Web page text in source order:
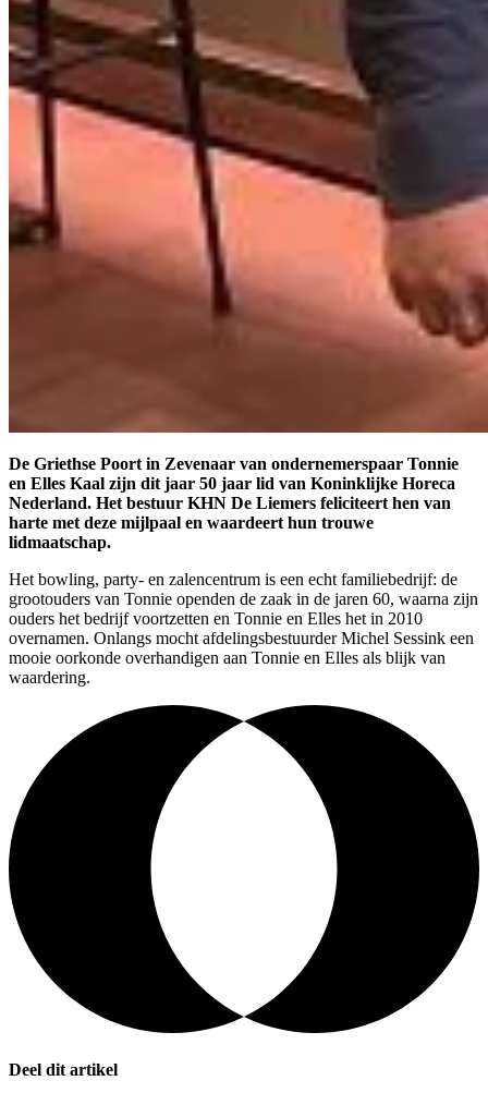
De Griethse Poort in Zevenaar van ondernemerspaar Tonnie
en Elles Kaal zijn dit jaar 50 jaar lid van Koninklijke Horeca
Nederland. Het bestuur KHN De Liemers feliciteert hen van
harte met deze mijlpaal en waardeert hun trouwe
lidmaatschap.
Het bowling, party- en zalencentrum is een echt familiebedrijf: de
grootouders van Tonnie openden de zaak in de jaren 60, waarna zijn
ouders het bedrijf voortzetten en Tonnie en Elles het in 2010
overnamen. Onlangs mocht afdelingsbestuurder Michel Sessink een
mooie oorkonde overhandigen aan Tonnie en Elles als blijk van
waardering.
Deel dit artikel